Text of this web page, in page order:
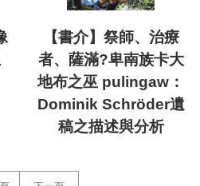
【書介】祭師、治療
者、薩滿?卑南族卡大
地布之巫 pulingaw：
Dominik Schröder遺
稿之描述與分析